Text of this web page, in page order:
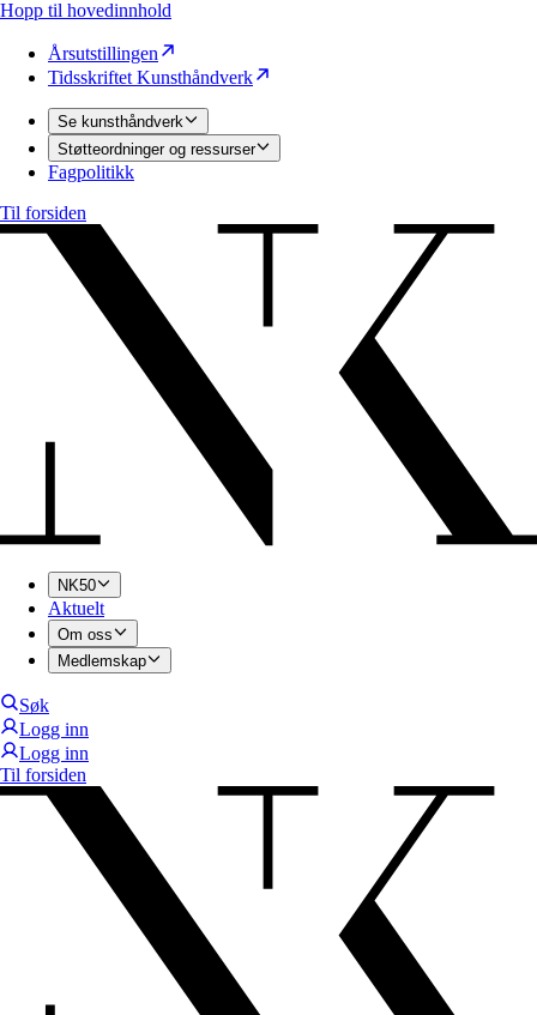
Hopp til hovedinnhold
Årsutstillingen
Tidsskriftet Kunsthåndverk
Se kunsthåndverk
Støtteordninger og ressurser
Fagpolitikk
Til forsiden
NK50
Aktuelt
Om oss
Medlemskap
Søk
Logg inn
Logg inn
Til forsiden